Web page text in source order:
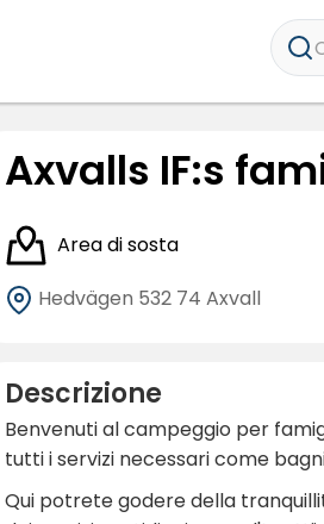
Axvalls IF:s
Area di sosta
Hedvägen 532 74 Axvall
Descrizione
Benvenuti al campeggio per
tutti i servizi necessari come
Qui potrete godere della